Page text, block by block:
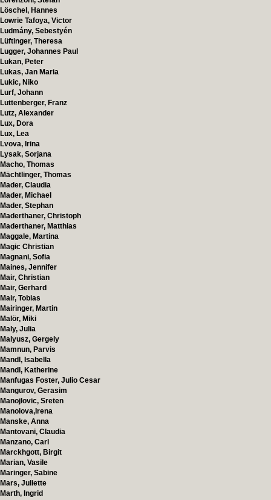
Löschel, Hannes
Lowrie Tafoya, Victor
Ludmány, Sebestyén
Lüftinger, Theresa
Lugger, Johannes Paul
Lukan, Peter
Lukas, Jan Maria
Lukic, Niko
Lurf, Johann
Luttenberger, Franz
Lutz, Alexander
Lux, Dora
Lux, Lea
Lvova, Irina
Lysak, Sorjana
Macho, Thomas
Mächtlinger, Thomas
Mader, Claudia
Mader, Michael
Mader, Stephan
Maderthaner, Christoph
Maderthaner, Matthias
Maggale, Martina
Magic Christian
Magnani, Sofia
Maines, Jennifer
Mair, Christian
Mair, Gerhard
Mair, Tobias
Mairinger, Martin
Malör, Miki
Maly, Julia
Malyusz, Gergely
Mamnun, Parvis
Mandl, Isabella
Mandl, Katherine
Manfugas Foster, Julio Cesar
Mangurov, Gerasim
Manojlovic, Sreten
Manolova,Irena
Manske, Anna
Mantovani, Claudia
Manzano, Carl
Marckhgott, Birgit
Marian, Vasile
Maringer, Sabine
Mars, Juliette
Marth, Ingrid